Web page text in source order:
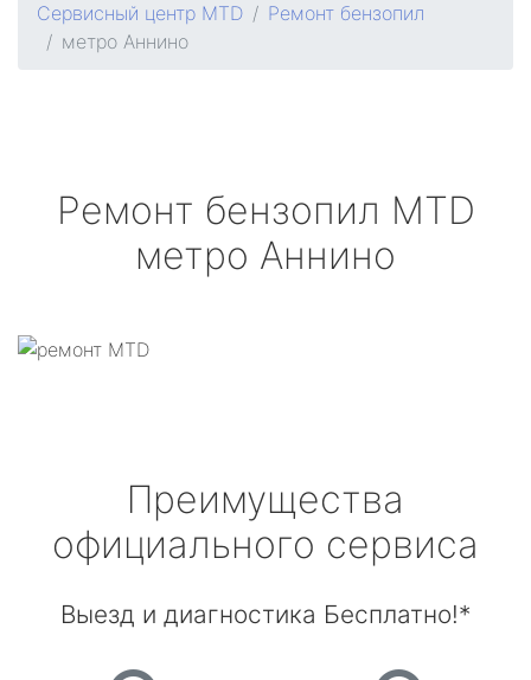
Сервисный центр MTD
Ремонт бензопил
метро Аннино
Ремонт бензопил MTD
метро Аннино
Преимущества
официального сервиса
Выезд и диагностика Бесплатно!*